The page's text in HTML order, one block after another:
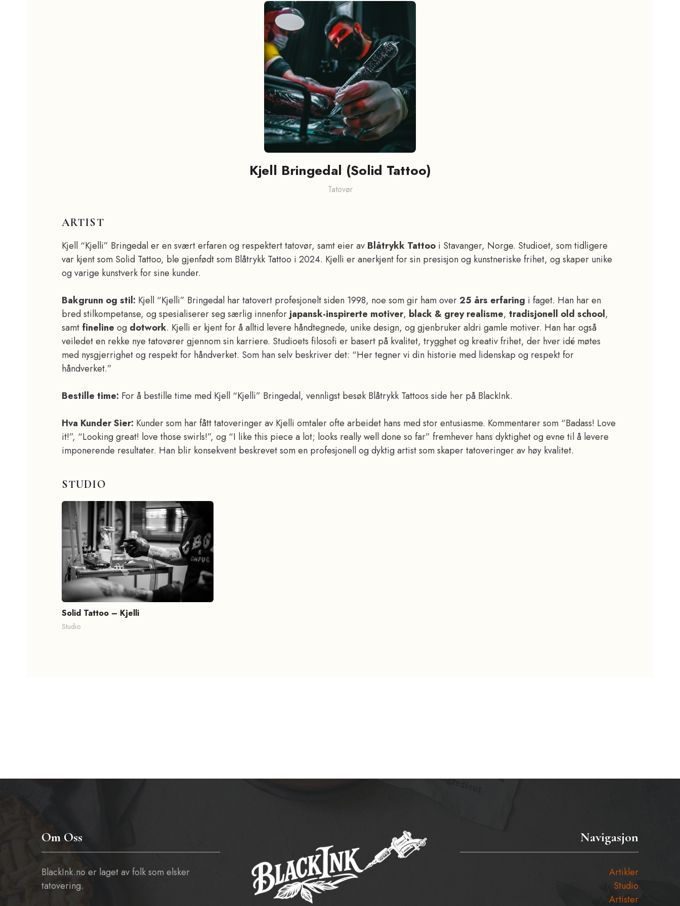
Kjell Bringedal (Solid Tattoo)
Tatovør
ARTIST
Kjell “Kjelli” Bringedal er en svært erfaren og respektert tatovør, samt eier av Blåtrykk Tattoo i Stavanger, Norge. Studioet, som tidligere
var kjent som Solid Tattoo, ble gjenfødt som Blåtrykk Tattoo i 2024. Kjelli er anerkjent for sin presisjon og kunstneriske frihet, og skaper unike
og varige kunstverk for sine kunder.
Bakgrunn og stil: Kjell “Kjelli” Bringedal har tatovert profesjonelt siden 1998, noe som gir ham over25 års erfaring i faget. Han har en
bred stilkompetanse, og spesialiserer seg særlig innenfor japansk-inspirerte motiver, black & grey realisme, tradisjonell old school,
samt fineline og dotwork. Kjelli er kjent for å alltid levere håndtegnede, unike design, og gjenbruker aldri gamle motiver. Han har også
veiledet en rekke nye tatovører gjennom sin karriere. Studioets filosofi er basert på kvalitet, trygghet og kreativ frihet, der hver idé møtes
med nysgjerrighet og respekt for håndverket. Som han selv beskriver det: “Her tegner vi din historie med lidenskap og respekt for
håndverket.”
Bestille time: For å bestille time med Kjell “Kjelli” Bringedal, vennligst besøk Blåtrykk Tattoos side her på BlackInk.
Hva Kunder Sier: Kunder som har fått tatoveringer av Kjelli omtaler ofte arbeidet hans med stor entusiasme. Kommentarer som “Badass! Love
it!”, “Looking great! love those swirls!”, og “I like this piece a lot; looks really well done so far” fremhever hans dyktighet og evne til å levere
imponerende resultater. Han blir konsekvent beskrevet som en profesjonell og dyktig artist som skaper tatoveringer av høy kvalitet.
STUDIO
Solid Tattoo – Kjelli
Studio
Om Oss
BlackInk.no er laget av folk som elsker
tatovering.
Navigasjon
Artikler
Studio
Artister